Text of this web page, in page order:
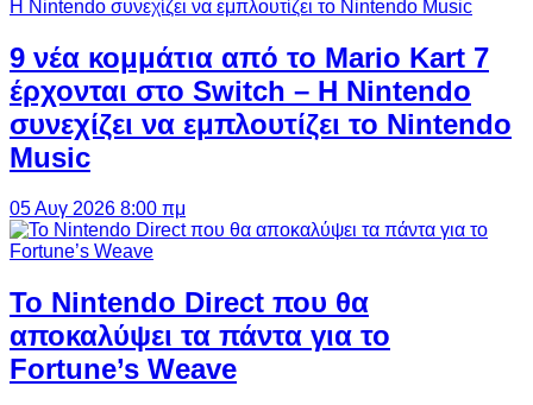
9 νέα κομμάτια από το Mario Kart 7
έρχονται στο Switch – Η Nintendo
συνεχίζει να εμπλουτίζει το Nintendo
Music
05 Αυγ 2026 8:00 πμ
Το Nintendo Direct που θα
αποκαλύψει τα πάντα για το
Fortune’s Weave